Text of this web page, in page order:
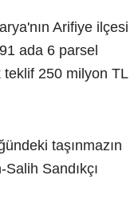
Arifiye ilçesi
ada 6 parsel
teklif 250 milyon TL
taşınmazın
Sandıkçı